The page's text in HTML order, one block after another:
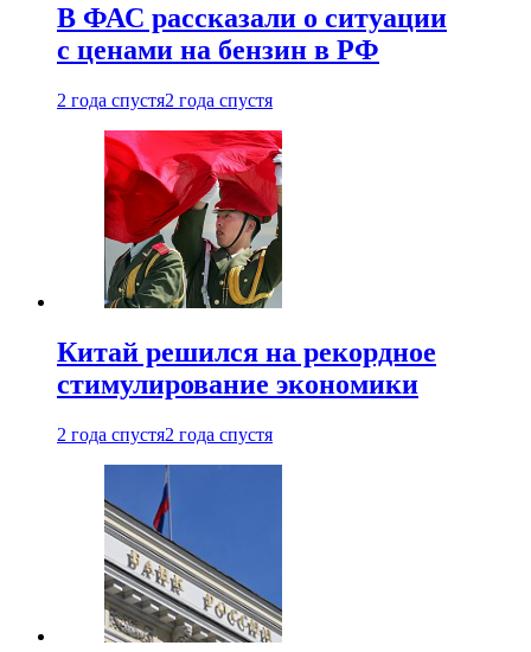
В ФАС рассказали о ситуации
с ценами на бензин в РФ
2 года спустя2 года спустя
Китай решился на рекордное
стимулирование экономики
2 года спустя2 года спустя